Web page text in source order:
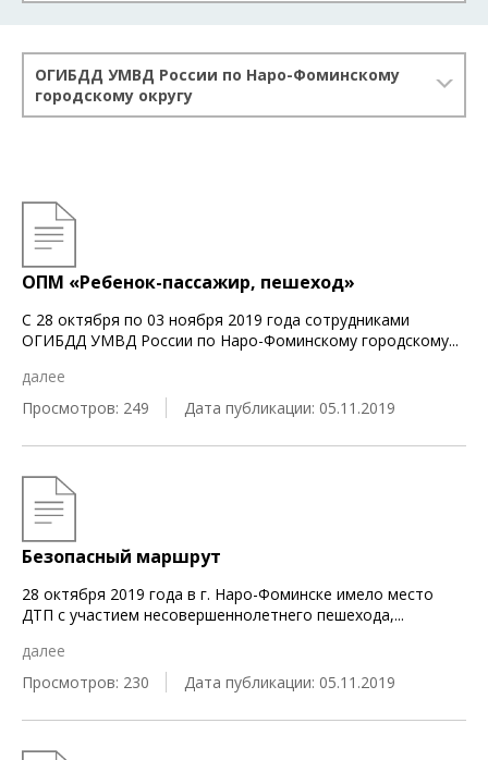
ОГИБДД УМВД России по Наро-Фоминскому
городскому округу
ОПМ «Ребенок-пассажир, пешеход»
С 28 октября по 03 ноября 2019 года сотрудниками
ОГИБДД УМВД России по Наро-Фоминскому городскому...
далее
Просмотров: 249
Дата публикации: 05.11.2019
Безопасный маршрут
28 октября 2019 года в г. Наро-Фоминске имело место
ДТП с участием несовершеннолетнего пешехода,...
далее
Просмотров: 230
Дата публикации: 05.11.2019